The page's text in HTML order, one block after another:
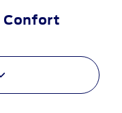
Confort